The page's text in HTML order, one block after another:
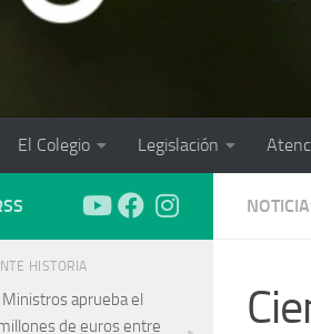
El Colegio Legislación
HISTORIA
Ministros aprueba el
de euros entre